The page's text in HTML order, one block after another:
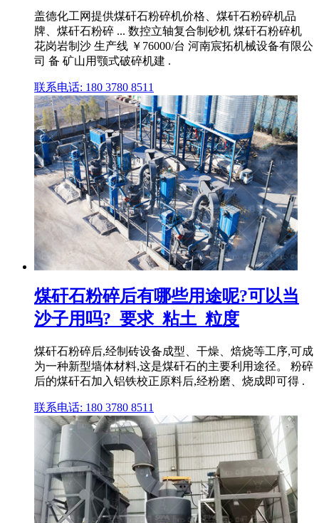
盖德化工网提供煤矸石粉碎机价格、煤矸石粉碎机品
牌、煤矸石粉碎 ... 数控立轴复合制砂机 煤矸石粉碎机
花岗岩制沙 生产线 ￥76000/台 河南宸拓机械设备有限公
司 备 矿山用颚式破碎机建 .
联系电话: 180 3780 8511
煤矸石粉碎后有哪些用途呢?可以当
沙子用吗?_要求_粘土_粒度
煤矸石粉碎后,经制砖设备成型、干燥、焙烧等工序,可成
为一种新型墙体材料,这是煤矸石的主要利用途径。 粉碎
后的煤矸石加入铝铁校正原料后,经粉磨、烧成即可得 .
联系电话: 180 3780 8511